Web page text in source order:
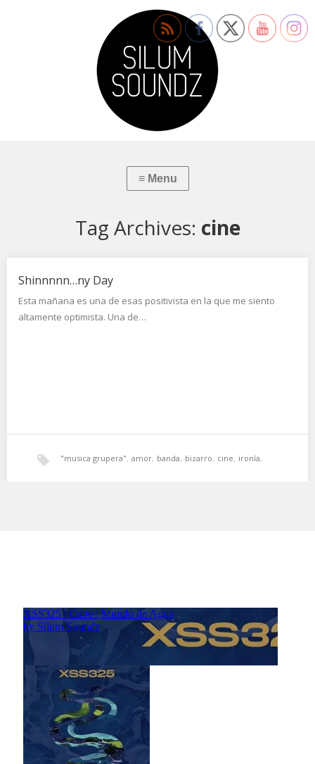
Tag Archives: cine
Shinnnnn…ny Day
Esta mañana es una de esas positivista en la que me siento
altamente optimista. Una de…
"musica grupera", amor, banda, bizarro, cine, ironía,